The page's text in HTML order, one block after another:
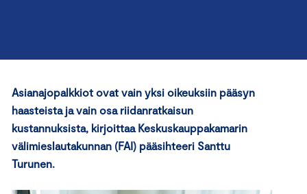
Asianajopalkkiot ovat vain yksi oikeuksiin pääsyn
haasteista ja vain osa riidanratkaisun
kustannuksista, kirjoittaa Keskuskauppakamarin
välimieslautakunnan (FAI) pääsihteeri Santtu
Turunen.